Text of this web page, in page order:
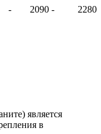
-
2090 -
2280
является
в